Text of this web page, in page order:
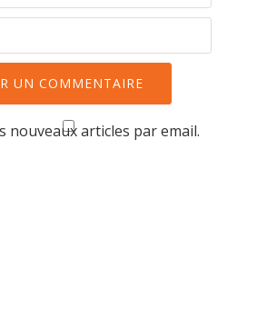
nouveaux articles par email.